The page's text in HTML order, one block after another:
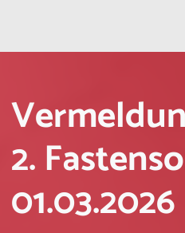
2.
01.03.2026